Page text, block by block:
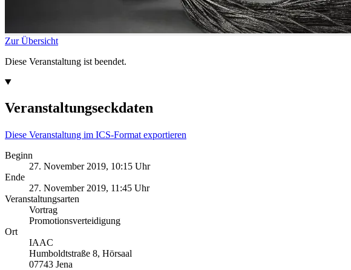
Zur Übersicht
Diese Veranstaltung ist beendet.
Veranstaltungseckdaten
Diese Veranstaltung im ICS-Format exportieren
Beginn
27. November 2019, 10:15 Uhr
Ende
27. November 2019, 11:45 Uhr
Veranstaltungsarten
Vortrag
Promotionsverteidigung
Ort
IAAC
Humboldtstraße 8, Hörsaal
07743 Jena